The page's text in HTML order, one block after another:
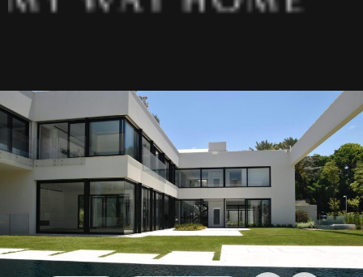
אודותינו
מאמרים
מיאמי
תל אביב
ירושלים
הרצליה
כפר שמריהו